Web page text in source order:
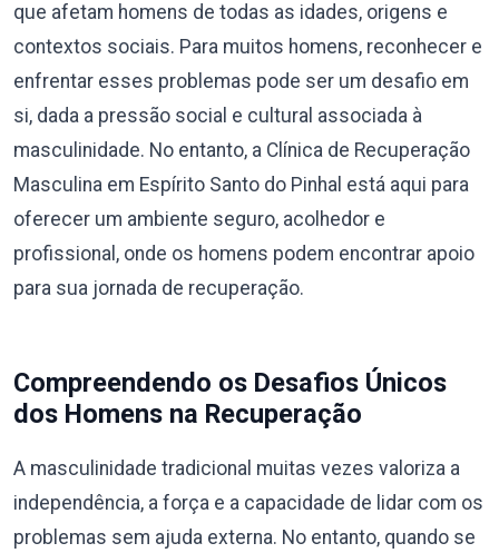
que afetam homens de todas as idades, origens e
contextos sociais. Para muitos homens, reconhecer e
enfrentar esses problemas pode ser um desafio em
si, dada a pressão social e cultural associada à
masculinidade. No entanto, a Clínica de Recuperação
Masculina em Espírito Santo do Pinhal está aqui para
oferecer um ambiente seguro, acolhedor e
profissional, onde os homens podem encontrar apoio
para sua jornada de recuperação.
Compreendendo os Desafios Únicos
dos Homens na Recuperação
A masculinidade tradicional muitas vezes valoriza a
independência, a força e a capacidade de lidar com os
problemas sem ajuda externa. No entanto, quando se